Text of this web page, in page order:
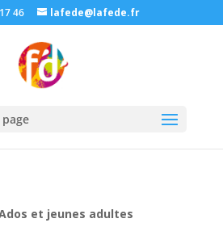
46 lafede@lafede.fr
et jeunes adultes